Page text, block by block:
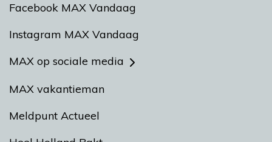
Facebook MAX Vandaag
Instagram MAX Vandaag
MAX op sociale media
MAX vakantieman
Meldpunt Actueel